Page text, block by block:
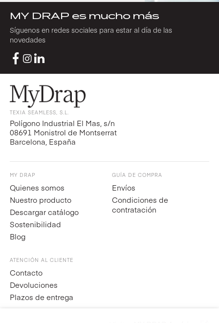
MY DRAP es mucho más
Síguenos en redes sociales para estar al día de las
novedades
TEXIA SEAMLESS, S.L.
Polígono Industrial El Mas, s/n
08691 Monistrol de Montserrat
Barcelona, España
MY DRAP
Quienes somos
Nuestro producto
Descargar catálogo
Sostenibilidad
Blog
GUÍA DE COMPRA
Envíos
Condiciones de
contratación
ATENCIÓN AL CLIENTE
Contacto
Devoluciones
Plazos de entrega